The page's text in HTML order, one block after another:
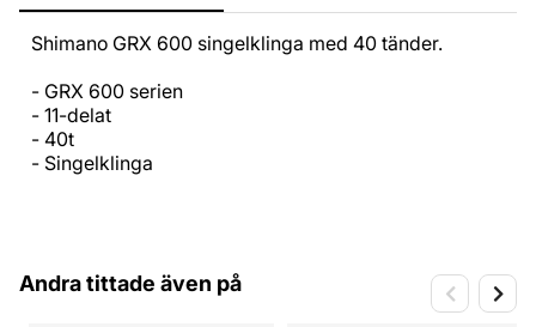
Shimano GRX 600 singelklinga med 40 tänder.
- GRX 600 serien
- 11-delat
- 40t
- Singelklinga
Andra tittade även på